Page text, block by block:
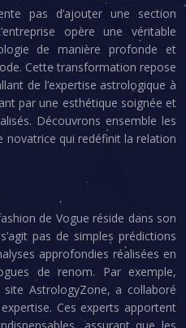
pas d’ajouter une section
opère une véritable
de manière profonde et
Cette transformation repose
de l’expertise astrologique à
par une esthétique soignée et
Découvrons ensemble les
novatrice qui redéfinit la relation
de Vogue réside dans son
pas de simples prédictions
approfondies réalisées en
de renom. Par exemple,
AstrologyZone, a collaboré
Ces experts apportent